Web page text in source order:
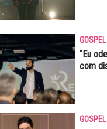
GOSPEL
“Eu
com
GOSPEL